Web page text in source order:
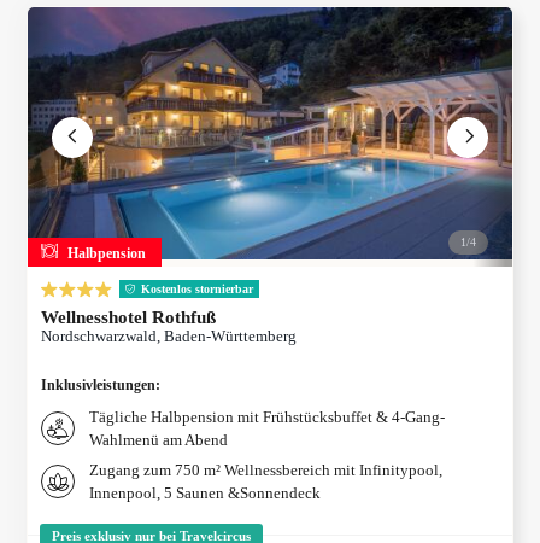
Halbpension
1/4
Kostenlos stornierbar
Wellnesshotel Rothfuß
Nordschwarzwald, Baden-Württemberg
Inklusivleistungen:
Tägliche Halbpension mit Frühstücksbuffet & 4-Gang-
Wahlmenü am Abend
Zugang zum 750 m² Wellnessbereich mit Infinitypool,
Innenpool, 5 Saunen &Sonnendeck
Preis exklusiv nur bei Travelcircus